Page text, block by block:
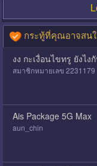
กระทู้ที่คุณอาจสน
งง กะเงื่อนไขทรู ยังไง
สมาชิกหมายเลข 2231179
Ais Package 5G Max
aun_chin